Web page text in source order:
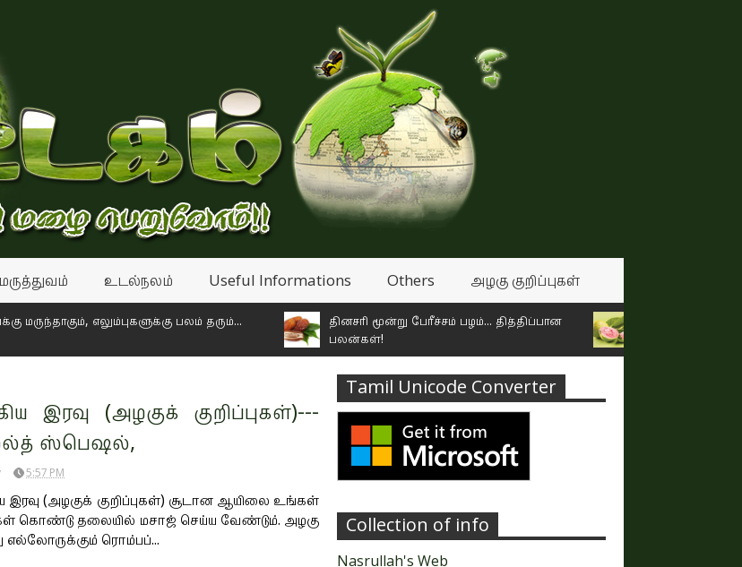
மருத்துவம் உடல்நலம் Useful Informations Others அழகு குறிப்புகள்
எலும்புகளுக்கு பலம் தரும்...
தினசரி மூன்று பேரீச்சம் பழம்... தித்திப்பான
பலன்கள்!
தொப்பை குறைக்கும், இதய
பழங்கள்!
இரவு (அழகுக் குறிப்புகள்)---
ஸ்பெஷல்,
5:57 PM
இரவு (அழகுக் குறிப்புகள்) சூடான ஆயிலை உங்கள்
கொண்டு தலையில் மசாஜ் செய்ய வேண்டும். அழகு
எல்லோருக்கும் ரொம்பப்...
Tamil Unicode Converter
Collection of info
Nasrullah's Web